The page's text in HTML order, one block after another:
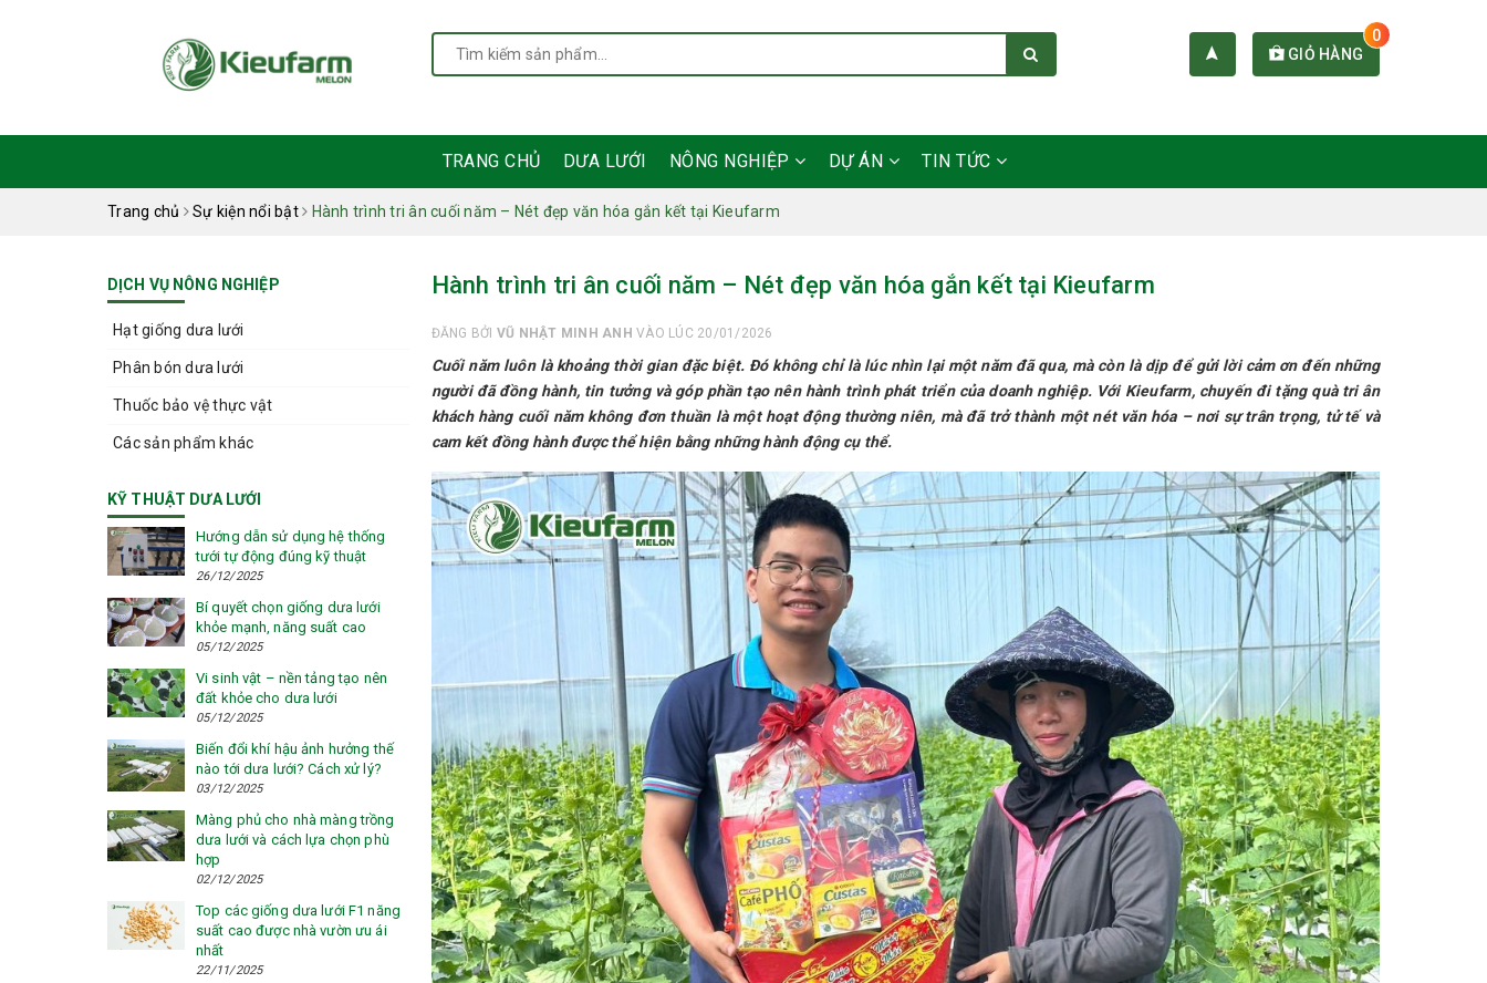
GIỎ HÀNG
0
TRANG CHỦ DƯA LƯỚI NÔNG NGHIỆP DỰ ÁN TIN TỨC
Trang chủ Sự kiện nổi bật Hành trình tri ân cuối năm – Nét đẹp văn hóa gắn kết tại Kieufarm
Hành trình tri ân cuối năm – Nét đẹp văn hóa gắn kết tại Kieufarm
ĐĂNG BỞI VŨ NHẬT MINH ANH VÀO LÚC 20/01/2026
Cuối năm luôn là khoảng thời gian đặc biệt. Đó không chỉ là lúc nhìn lại một năm đã qua, mà còn là dịp để gửi lời cảm ơn đến những
người đã đồng hành, tin tưởng và góp phần tạo nên hành trình phát triển của doanh nghiệp. Với Kieufarm, chuyến đi tặng quà tri ân
khách hàng cuối năm không đơn thuần là một hoạt động thường niên, mà đã trở thành một nét văn hóa – nơi sự trân trọng, tử tế và
cam kết đồng hành được thể hiện bằng những hành động cụ thể.
DỊCH VỤ NÔNG NGHIỆP
Hạt giống dưa lưới
Phân bón dưa lưới
Thuốc bảo vệ thực vật
Các sản phẩm khác
KỸ THUẬT DƯA LƯỚI
Hướng dẫn sử dụng hệ thống
tưới tự động đúng kỹ thuật
26/12/2025
Bí quyết chọn giống dưa lưới
khỏe mạnh, năng suất cao
05/12/2025
Vi sinh vật – nền tảng tạo nên
đất khỏe cho dưa lưới
05/12/2025
Biến đổi khí hậu ảnh hưởng thế
nào tới dưa lưới? Cách xử lý?
03/12/2025
Màng phủ cho nhà màng trồng
dưa lưới và cách lựa chọn phù
hợp
02/12/2025
Top các giống dưa lưới F1 năng
suất cao được nhà vườn ưu ái
nhất
22/11/2025